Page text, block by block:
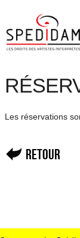
Les réservations
Retour